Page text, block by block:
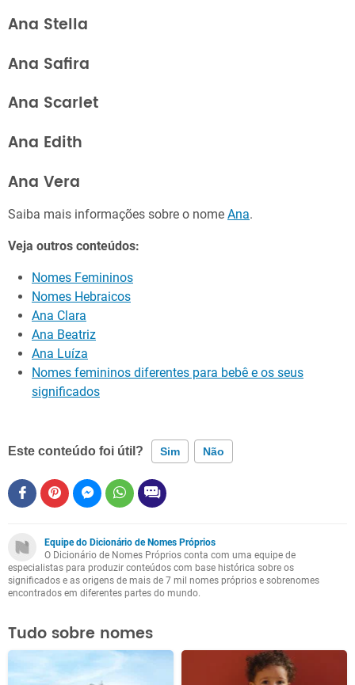
Ana Stella
Ana Safira
Ana Scarlet
Ana Edith
Ana Vera
Saiba mais informações sobre o nome Ana.
Veja outros conteúdos:
Nomes Femininos
Nomes Hebraicos
Ana Clara
Ana Beatriz
Ana Luíza
Nomes femininos diferentes para bebê e os seus
significados
Este conteúdo foi útil? Sim Não
Este conteúdo contém informação incorreta
Outro
Equipe do Dicionário de Nomes Próprios
O Dicionário de Nomes Próprios conta com uma equipe de
especialistas para produzir conteúdos com base histórica sobre os
significados e as origens de mais de 7 mil nomes próprios e sobrenomes
encontrados em diferentes partes do mundo.
Tudo sobre nomes